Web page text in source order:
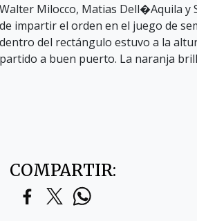
Walter Milocco, Matias Dell�Aquila y
de impartir el orden en el juego de
dentro del rectángulo estuvo a la
partido a buen puerto. La naranja
COMPARTIR: